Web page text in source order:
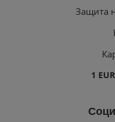
Защита
1